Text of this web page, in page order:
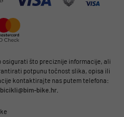
osigurati što preciznije informacije, ali
potpunu točnost slika, opisa ili
kontaktirajte nas putem telefona:
bicikli@bim-bike.hr.